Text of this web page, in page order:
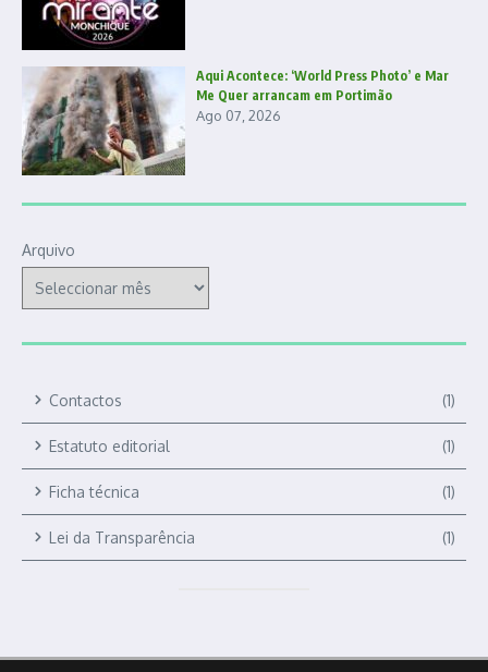
Aqui Acontece: ‘World Press Photo’ e Mar
Me Quer arrancam em Portimão
Ago 07, 2026
Arquivo
Contactos (1)
Estatuto editorial (1)
Ficha técnica (1)
Lei da Transparência (1)